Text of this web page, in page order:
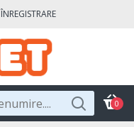
ÎNREGISTRARE
0